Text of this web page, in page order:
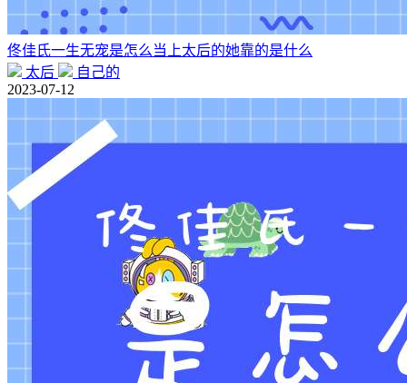
佟佳氏一生无宠是怎么当上太后的她靠的是什么
太后
自己的
2023-07-12